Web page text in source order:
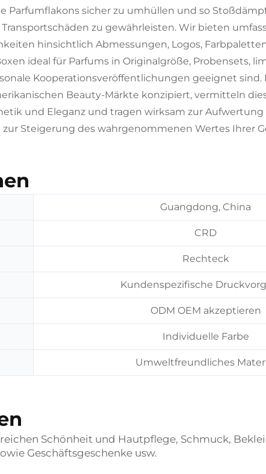
Parfumflakons sicher zu umhüllen und so
zu gewährleisten. Wir bieten
hinsichtlich Abmessungen, Logos,
ideal für Parfums in Originalgröße, Probensets,
Kooperationsveröffentlichungen geeignet sind.
Beauty-Märkte konzipiert, vermitteln
und Eleganz und tragen wirksam zur Aufwertung
Steigerung des wahrgenommenen Wertes Ihrer
Guangdong, China
CRD
Rechteck
Kundenspezifische
ODM OEM akzeptieren
Individuelle Farbe
Umweltfreundliches
Schönheit und Hautpflege, Schmuck,
Geschäftsgeschenke usw.